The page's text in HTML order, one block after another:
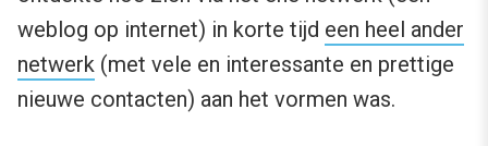
weblog op internet) in korte tijd een heel ander
netwerk (met vele en interessante en prettige
nieuwe contacten) aan het vormen was.